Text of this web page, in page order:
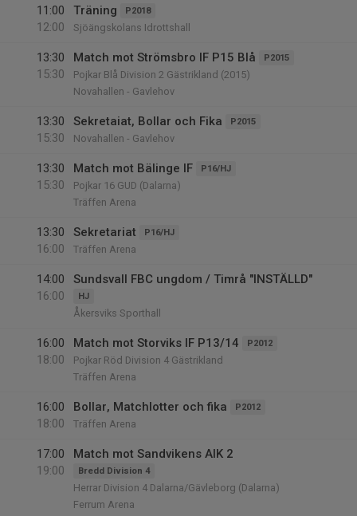
11:00
12:00
Träning P2018
Sjöängskolans Idrottshall
13:30
15:30
Match mot Strömsbro IF P15 Blå P2015
Pojkar Blå Division 2 Gästrikland (2015)
Novahallen - Gavlehov
13:30
15:30
Sekretaiat, Bollar och Fika P2015
Novahallen - Gavlehov
13:30
15:30
Match mot Bälinge IF P16/HJ
Pojkar 16 GUD (Dalarna)
Träffen Arena
13:30
16:00
Sekretariat P16/HJ
Träffen Arena
14:00
16:00
Sundsvall FBC ungdom / Timrå "INSTÄLLD"
HJ
Åkersviks Sporthall
16:00
18:00
Match mot Storviks IF P13/14 P2012
Pojkar Röd Division 4 Gästrikland
Träffen Arena
16:00
18:00
Bollar, Matchlotter och fika P2012
Träffen Arena
17:00
19:00
Match mot Sandvikens AIK 2
Bredd Division 4
Herrar Division 4 Dalarna/Gävleborg (Dalarna)
Ferrum Arena